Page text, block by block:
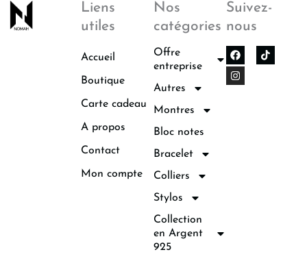
Liens
utiles
Accueil
Boutique
Carte cadeau
A propos
Contact
Mon compte
Nos
catégories
Offre
entreprise
Autres
Montres
Bloc notes
Bracelet
Colliers
Stylos
Collection
en Argent
925
Suivez-
nous
F
a
c
e
I
n
s
t